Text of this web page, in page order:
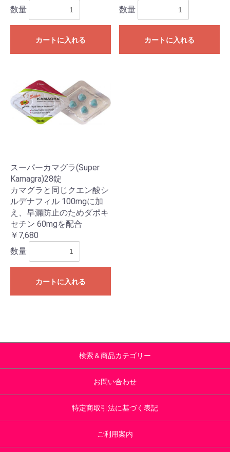
数量
カートに入れる
数量
カートに入れる
スーパーカマグラ(Super
Kamagra)28錠
カマグラと同じクエン酸シ
ルデナフィル 100mgに加
え、早漏防止のためダポキ
セチン 60mgを配合
￥7,680
数量
カートに入れる
検索＆商品カテゴリー
お問い合わせ
特定商取引法に基づく表記
ご利用案内